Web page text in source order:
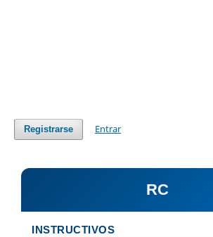
Registrarse Entrar
RC
INSTRUCTIVOS